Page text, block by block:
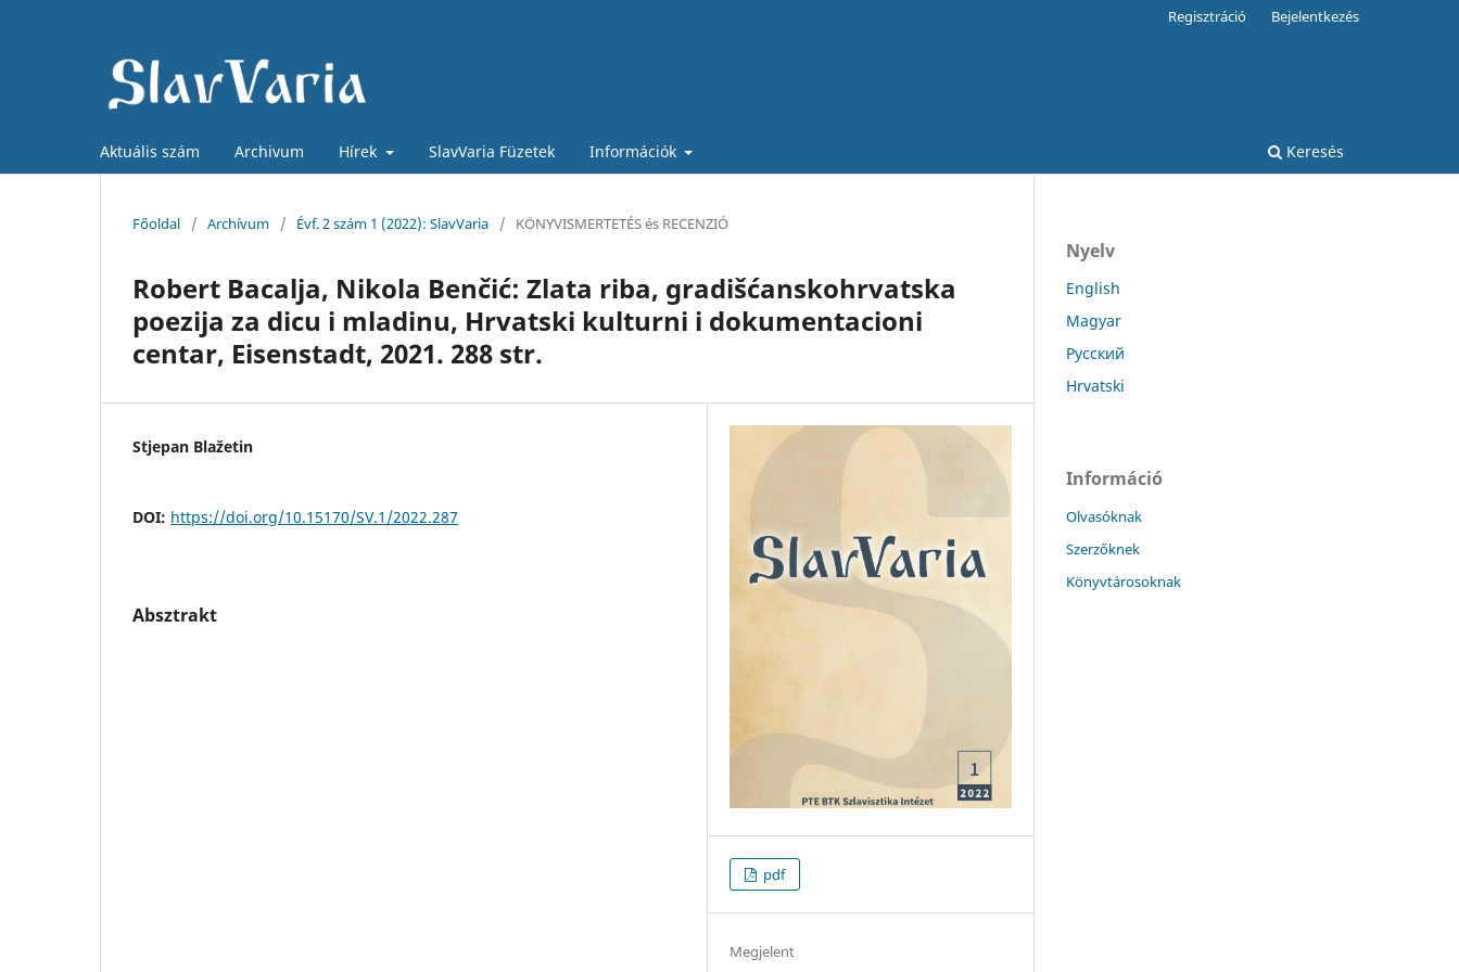
Aktuális szám Archivum Hírek SlavVaria Füzetek Információk Keresés
Regisztráció Bejelentkezés
Főoldal / Archívum / Évf. 2 szám 1 (2022): SlavVaria / KÖNYVISMERTETÉS és RECENZIÓ
Robert Bacalja, Nikola Benčić: Zlata riba, gradišćanskohrvatska
poezija za dicu i mladinu, Hrvatski kulturni i dokumentacioni
centar, Eisenstadt, 2021. 288 str.
Stjepan Blažetin
DOI: https://doi.org/10.15170/SV.1/2022.287
Absztrakt
pdf
Megjelent
Nyelv
English
Magyar
Русский
Hrvatski
Információ
Olvasóknak
Szerzőknek
Könyvtárosoknak